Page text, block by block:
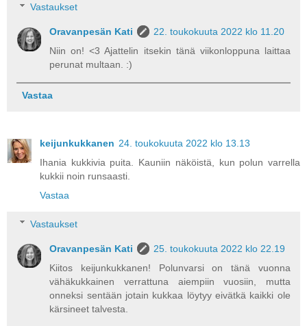
Vastaukset
Oravanpesän Kati
22. toukokuuta 2022 klo 11.20
Niin on! <3 Ajattelin itsekin tänä viikonloppuna laittaa
perunat multaan. :)
Vastaa
keijunkukkanen 24. toukokuuta 2022 klo 13.13
Ihania kukkivia puita. Kauniin näköistä, kun polun varrella
kukkii noin runsaasti.
Vastaa
Vastaukset
Oravanpesän Kati
25. toukokuuta 2022 klo 22.19
Kiitos keijunkukkanen! Polunvarsi on tänä vuonna
vähäkukkainen verrattuna aiempiin vuosiin, mutta
onneksi sentään jotain kukkaa löytyy eivätkä kaikki ole
kärsineet talvesta.